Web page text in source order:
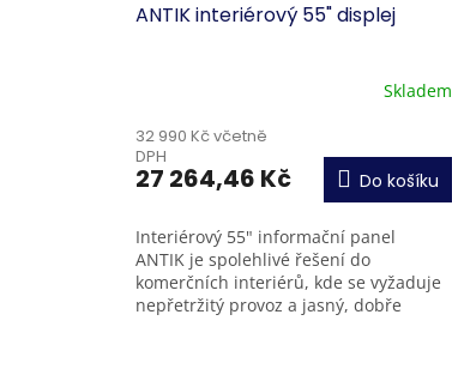
ANTIK interiérový 55" displej
Skladem
32 990 Kč včetně
DPH
27 264,46 Kč Do košíku
Interiérový 55" informační panel
ANTIK je spolehlivé řešení do
komerčních interiérů, kde se vyžaduje
nepřetržitý provoz a jasný, dobře